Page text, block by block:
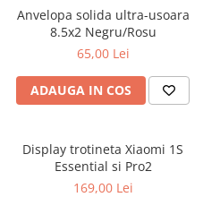
Anvelopa solida ultra-usoara
8.5x2 Negru/Rosu
65,00 Lei
ADAUGA IN COS
Display trotineta Xiaomi 1S
Essential si Pro2
169,00 Lei